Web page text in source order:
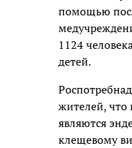
помощью
1124
детей.
жителей, что
являются
клещевому